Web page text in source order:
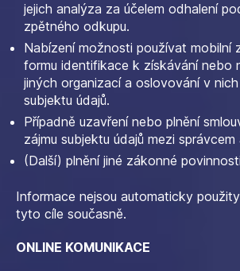
jejich analýza za účelem odhalení
zpětného odkupu.
Nabízení možnosti používat mobilní
formu identifikace k získávání nebo
jiných organizací a oslovování v
subjektu údajů.
Případně uzavření nebo plnění
zájmu subjektu údajů mezi
(Další) plnění jiné zákonné
Informace nejsou automaticky
tyto cíle současně.
ONLINE KOMUNIKACE